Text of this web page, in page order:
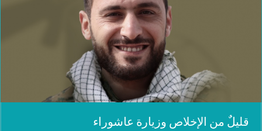
قليلٌ من الإخلاص وزيارة عاشوراء